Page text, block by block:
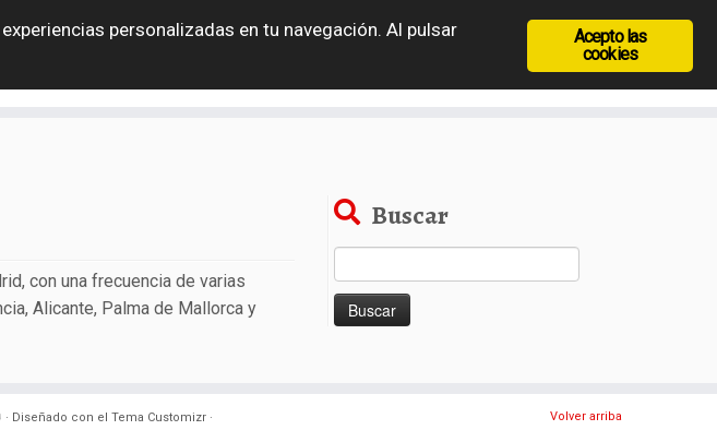
Holanda Polonia Grecia Rep. Checa Hungría
Rumanía
con una frecuencia de varias
Alicante, Palma de Mallorca y
Buscar
· Diseñado con el Tema Customizr · Volver arriba
Acepto las
cookies
personalizadas en tu navegación. Al pulsar